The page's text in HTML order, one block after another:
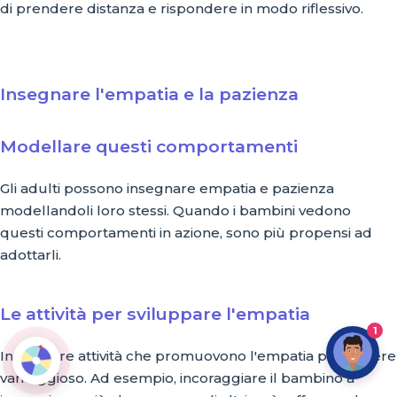
di prendere distanza e rispondere in modo riflessivo.
Insegnare l'empatia e la pazienza
Modellare questi comportamenti
Gli adulti possono insegnare empatia e pazienza
modellandoli loro stessi. Quando i bambini vedono
questi comportamenti in azione, sono più propensi ad
adottarli.
Le attività per sviluppare l'empatia
Introdurre attività che promuovono l'empatia può essere
vantaggioso. Ad esempio, incoraggiare il bambino a
1